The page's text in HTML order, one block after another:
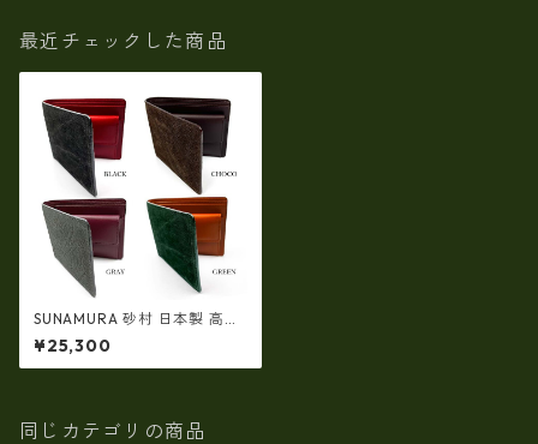
最近チェックした商品
SUNAMURA 砂村 日本製 高級
エレファントレザー 二つ折り
財布（小銭入れ付き） ly-1103
¥25,300
同じカテゴリの商品